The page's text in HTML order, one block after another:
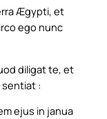
Ægypti, et
ego nunc
diligat te, et
:
ejus in janua